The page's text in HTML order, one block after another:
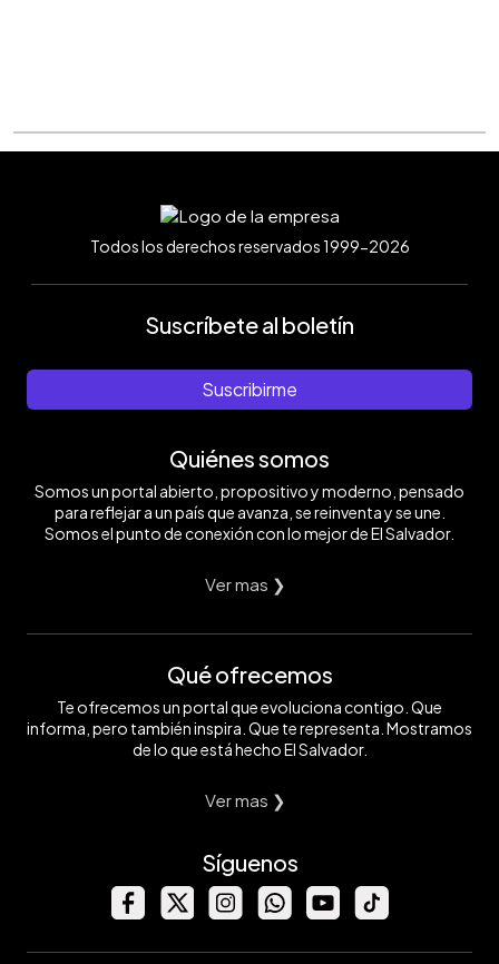
Todos los derechos reservados 1999-2026
Suscríbete al boletín
Suscribirme
Quiénes somos
Somos un portal abierto, propositivo y moderno, pensado
para reflejar a un país que avanza, se reinventa y se une.
Somos el punto de conexión con lo mejor de El Salvador.
Ver mas ❯
Qué ofrecemos
Te ofrecemos un portal que evoluciona contigo. Que
informa, pero también inspira. Que te representa. Mostramos
de lo que está hecho El Salvador.
Ver mas ❯
Síguenos